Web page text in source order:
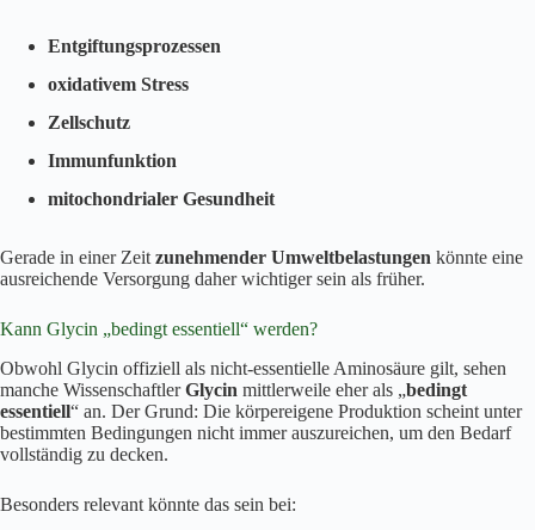
Entgiftungsprozessen
oxidativem Stress
Zellschutz
Immunfunktion
mitochondrialer Gesundheit
Gerade in einer Zeit zunehmender Umweltbelastungen könnte eine
ausreichende Versorgung daher wichtiger sein als früher.
Kann Glycin „bedingt essentiell“ werden?
Obwohl Glycin offiziell als nicht-essentielle Aminosäure gilt, sehen
manche WissenschaftlerGlycin mittlerweile eher als „bedingt
essentiell“ an. Der Grund: Die körpereigene Produktion scheint unter
bestimmten Bedingungen nicht immer auszureichen, um den Bedarf
vollständig zu decken.
Besonders relevant könnte das sein bei: